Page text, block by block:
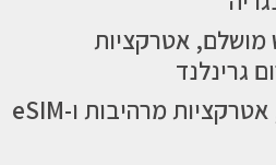
מושלם, אטרקציות
אוטילה: נופש מושלם, אטרקציות מרהיבות ו-eSIM